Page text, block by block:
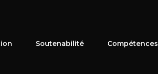
Soutenabilité